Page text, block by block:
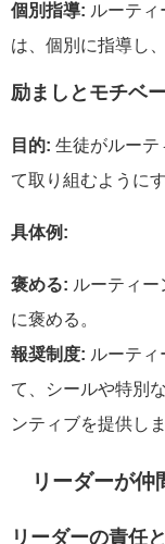
個別指導: ルーテ
は、個別に指導し
励ましとモチベ
目的: 生徒がルーテ
て取り組むようにす
具体例:
褒める: ルーティ
に褒める。
報奨制度: ルーティ
て、シールや特別
ンティブを提供しま
リーダーが仲
リーダーの責任